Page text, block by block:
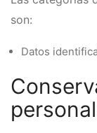
son:
Datos